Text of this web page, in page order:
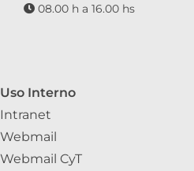
08.00 h a 16.00 hs
Uso Interno
Intranet
Webmail
Webmail CyT